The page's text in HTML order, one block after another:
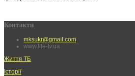
Контакти
mksukr@gmail.com
www.life-tv.ua
Життя ТБ
Історії